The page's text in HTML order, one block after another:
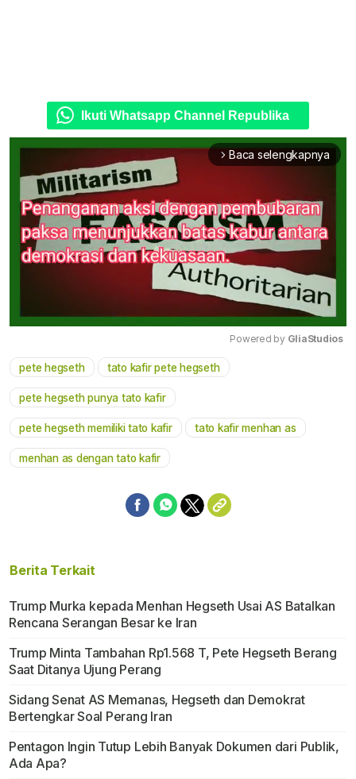
Ikuti Whatsapp Channel Republika
arrow_forward_ios Baca selengkapnya
Powered by GliaStudios
pete hegseth tato kafir pete hegseth
pete hegseth punya tato kafir
pete hegseth memiliki tato kafir tato kafir menhan as
menhan as dengan tato kafir
Berita Terkait
Trump Murka kepada Menhan Hegseth Usai AS Batalkan
Rencana Serangan Besar ke Iran
Trump Minta Tambahan Rp1.568 T, Pete Hegseth Berang
Saat Ditanya Ujung Perang
Sidang Senat AS Memanas, Hegseth dan Demokrat
Bertengkar Soal Perang Iran
Pentagon Ingin Tutup Lebih Banyak Dokumen dari Publik,
Ada Apa?